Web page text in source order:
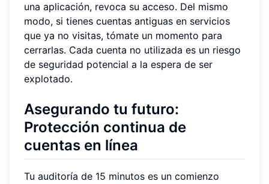
una aplicación, revoca su acceso. Del mismo
modo, si tienes cuentas antiguas en servicios
que ya no visitas, tómate un momento para
cerrarlas. Cada cuenta no utilizada es un riesgo
de seguridad potencial a la espera de ser
explotado.
Asegurando tu futuro:
Protección continua de
cuentas en línea
Tu auditoría de 15 minutos es un comienzo